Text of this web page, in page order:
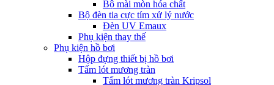
Bộ mài mòn hóa chất
Bộ đèn tia cực tím xử lý nước
Đèn UV Emaux
Phụ kiện thay thế
Phụ kiện hồ bơi
Hộp đựng thiết bị hồ bơi
Tấm lót mương tràn
Tấm lót mương tràn Kripsol